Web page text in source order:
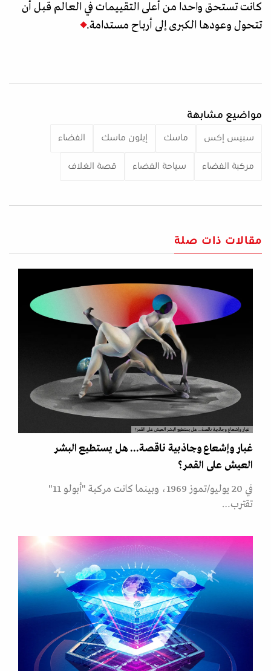
كانت تستحق واحدا من أعلى التقييمات في العالم قبل أن
تتحول وعودها الكبرى إلى أرباح مستدامة.
مواضيع مشابهة
سبيس إكس ماسك إيلون ماسك الفضاء
مركبة الفضاء سياحة الفضاء قصة الغلاف
مقالات ذات صلة
غبار وإشعاع وجاذبية ناقصة... هل يستطيع البشر العيش على القمر؟
غبار وإشعاع وجاذبية ناقصة... هل يستطيع البشر
العيش على القمر؟
في 20 يوليو/تموز 1969، وبينما كانت مركبة "أبولو 11"
تقترب…